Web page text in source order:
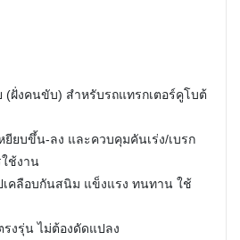
(ฝั่งคนขับ) สำหรับรถแทรกเตอร์คูโบต้
ยียบขึ้น-ลง และควบคุมคันเร่ง/เบรก
ช้งาน
เคลือบกันสนิม แข็งแรง ทนทาน ใช้
งรุ่น ไม่ต้องดัดแปลง